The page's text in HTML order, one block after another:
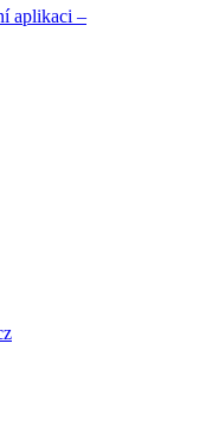
aplikaci –